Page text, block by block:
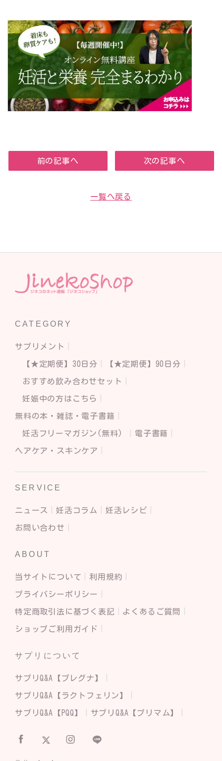
前の記事へ
一覧へ戻る
次の記事へ
CATEGORY
サプリメント
【★定期便】30日分 【★定期便】90日分
おすすめ飲み合わせセット
妊娠中の方はこちら
無料の本・雑誌・電子書籍
妊活フリーマガジン(無料) 電子書籍
ヘアケア・スキンケア
SERVICE
ニュース 妊活コラム 妊活レシピ
お問い合わせ
ABOUT
当サイトについて 利用規約
プライバシーポリシー
特定商取引法に基づく表記 よくあるご質問
ショップご利用ガイド
サプリについて
サプリQ&A【プレグナ】
サプリQ&A【ラクトフェリン】
サプリQ&A【PQQ】 サプリQ&A【プリマム】